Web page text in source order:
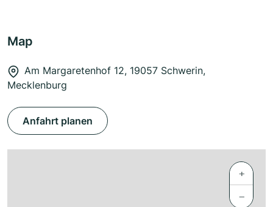
Map
Am Margaretenhof 12, 19057 Schwerin,
Mecklenburg
Anfahrt planen
+
−